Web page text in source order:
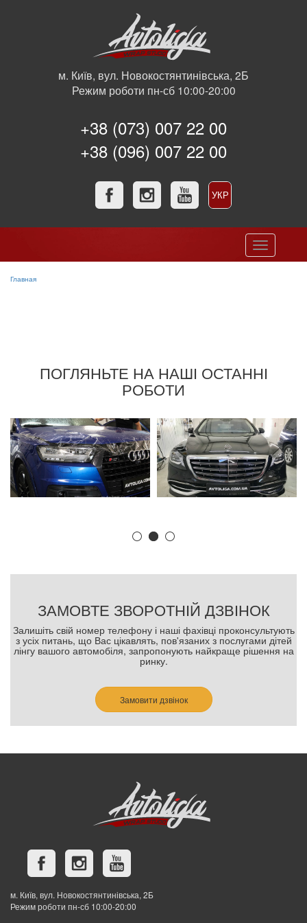
м. Київ, вул. Новокостянтинівська, 2Б
Режим роботи пн-сб 10:00-20:00
+38 (073) 007 22 00
+38 (096) 007 22 00
УКР
Toggle
navigation
Главная
ПОГЛЯНЬТЕ НА НАШІ ОСТАННІ
РОБОТИ
ЗАМОВТЕ ЗВОРОТНІЙ ДЗВІНОК
Залишіть свій номер телефону і наші фахівці проконсультують
з усіх питань, що Вас цікавлять, пов'язаних з послугами дітей
лінгу вашого автомобіля, запропонують найкраще рішення на
ринку.
Замовити дзвінок
м. Київ, вул. Новокостянтинівська, 2Б
Режим роботи пн-сб 10:00-20:00